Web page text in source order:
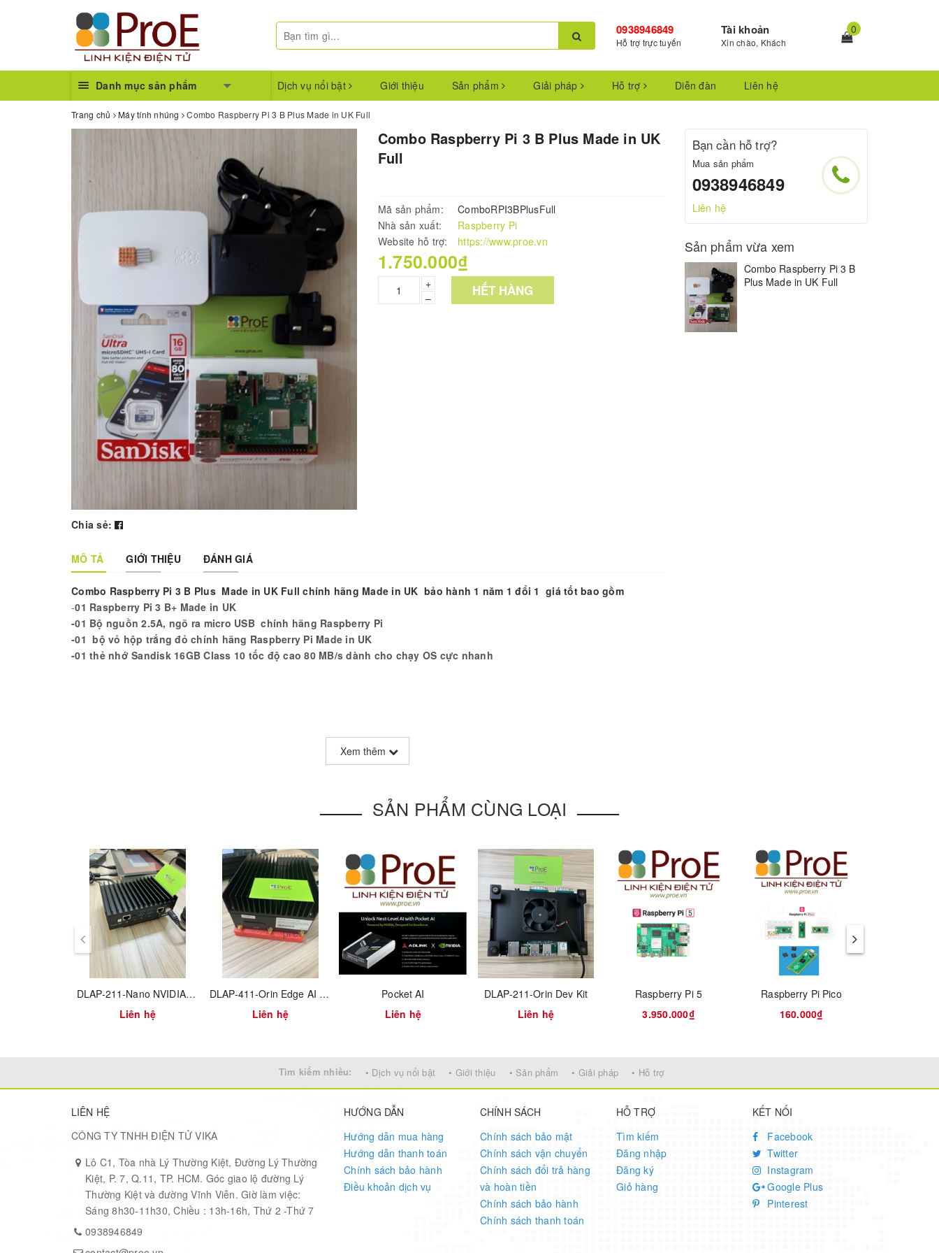
0938946849
Hỗ trợ trực tuyến
Tài khoản
Xin chào, Khách
0
Danh mục sản phẩm Dịch vụ nổi bật Giới thiệu Sản phẩm Giải pháp Hỗ trợ Diễn đàn Liên hệ
Trang chủ Máy tính nhúng Combo Raspberry Pi 3 B Plus Made in UK Full
Chia sẻ:
Combo Raspberry Pi 3 B Plus Made in UK
Full
Mã sản phẩm:
ComboRPI3BPlusFull
Nhà sản xuất:
Raspberry Pi
Website hỗ trợ:
https://www.proe.vn
1.750.000₫
+
–
HẾT HÀNG
MÔ TẢ GIỚI THIỆU ĐÁNH GIÁ
Combo Raspberry Pi 3 B Plus Made in UK Full chính hãng Made in UK bảo hành 1 năm 1 đổi 1 giá tốt bao gồm
-01 Raspberry Pi 3 B+ Made in UK
-01 Bộ nguồn 2.5A, ngõ ra micro USB chính hãng Raspberry Pi
-01 bộ vỏ hộp trắng đỏ chính hãng Raspberry Pi Made in UK
-01 thẻ nhớ Sandisk 16GB Class 10 tốc độ cao 80 MB/s dành cho chạy OS cực nhanh
Xem thêm
Bạn cần hỗ trợ?
Mua sản phẩm
0938946849
Liên hệ
Sản phẩm vừa xem
Combo Raspberry Pi 3 B
Plus Made in UK Full
SẢN PHẨM CÙNG LOẠI
DLAP-211-Nano NVIDIA® Jetson Nano™ Edge Inference Platform
Liên hệ
DLAP-411-Orin Edge AI Inference Platform by NVIDIA® Jetson AGX Orin™
Liên hệ
Pocket AI
Liên hệ
DLAP-211-Orin Dev Kit
Liên hệ
Raspberry Pi 5
3.950.000₫
Raspberry Pi Pico
160.000₫
prev
Tìm kiếm nhiều: • Dịch vụ nổi bật • Giới thiệu • Sản phẩm • Giải pháp • Hỗ trợ
LIÊN HỆ
CÔNG TY TNHH ĐIỆN TỬ VIKA
Lô C1, Tòa nhà Lý Thường Kiệt, Đường Lý Thường
Kiệt, P. 7, Q.11, TP. HCM. Góc giao lộ đường Lý
Thường Kiệt và đường Vĩnh Viễn. Giờ làm việc:
Sáng 8h30-11h30, Chiều : 13h-16h, Thứ 2 -Thứ 7
0938946849
HƯỚNG DẪN
Hướng dẫn mua hàng
Hướng dẫn thanh toán
Chính sách bảo hành
Điều khoản dịch vụ
CHÍNH SÁCH
Chính sách bảo mật
Chính sách vận chuyển
Chính sách đổi trả hàng
và hoàn tiền
Chính sách bảo hành
Chính sách thanh toán
HỖ TRỢ
Tìm kiếm
Đăng nhập
Đăng ký
Giỏ hàng
KẾT NỐI
Facebook
Twitter
Instagram
Google Plus
Pinterest